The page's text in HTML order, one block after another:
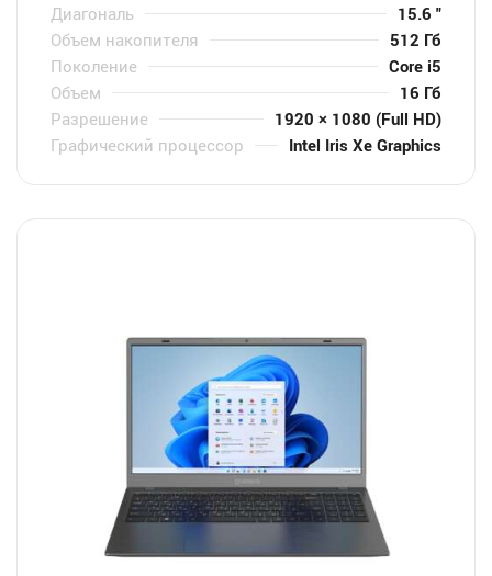
Диагональ
15.6 "
Объем накопителя
512 Гб
Поколение
Core i5
Объем
16 Гб
Разрешение
1920 × 1080 (Full HD)
Графический процессор
Intel Iris Xe Graphics